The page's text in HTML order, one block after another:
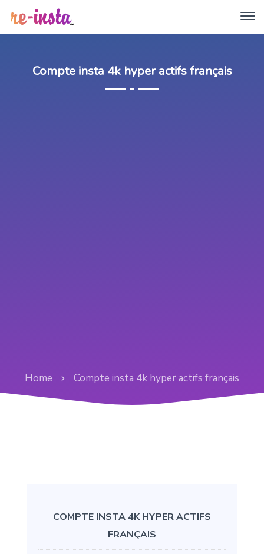
Compte insta 4k hyper actifs français
Home Compte insta 4k hyper actifs français
COMPTE INSTA 4K HYPER ACTIFS
FRANÇAIS